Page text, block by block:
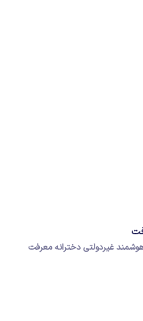
غیردولتی دخترانه معرفت